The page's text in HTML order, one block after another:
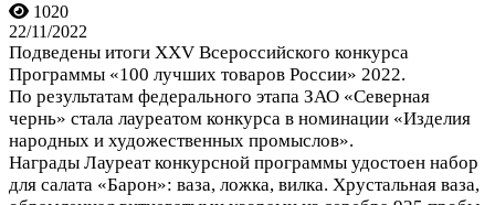
1020
22/11/2022
Подведены итоги XXV Всероссийского конкурса
Программы «100 лучших товаров России» 2022.
По результатам федерального этапа ЗАО «Северная
чернь» стала лауреатом конкурса в номинации «Изделия
народных и художественных промыслов».
Награды Лауреат конкурсной программы удостоен набор
для салата «Барон»: ваза, ложка, вилка. Хрустальная ваза,